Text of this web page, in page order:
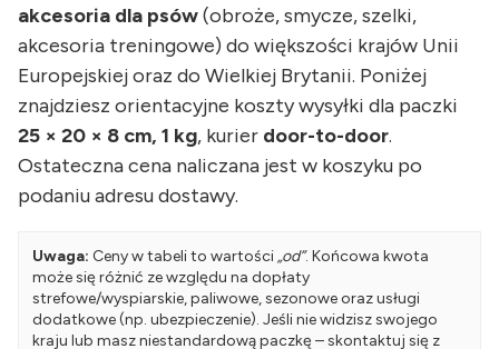
akcesoria dla psów(obroże, smycze, szelki,
akcesoria treningowe) do większości krajów Unii
Europejskiej oraz do Wielkiej Brytanii. Poniżej
znajdziesz orientacyjne koszty wysyłki dla paczki
25 × 20 × 8 cm, 1 kg, kurier door-to-door.
Ostateczna cena naliczana jest w koszyku po
podaniu adresu dostawy.
Uwaga: Ceny w tabeli to wartości „od”. Końcowa kwota
może się różnić ze względu na dopłaty
strefowe/wyspiarskie, paliwowe, sezonowe oraz usługi
dodatkowe (np. ubezpieczenie). Jeśli nie widzisz swojego
kraju lub masz niestandardową paczkę – skontaktuj się z